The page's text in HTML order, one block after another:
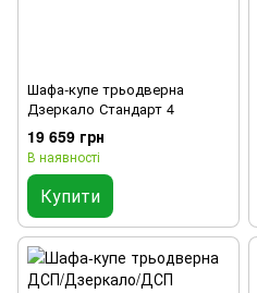
Шафа-купе трьодверна
Дзеркало Стандарт 4
19 659 грн
В наявності
Купити